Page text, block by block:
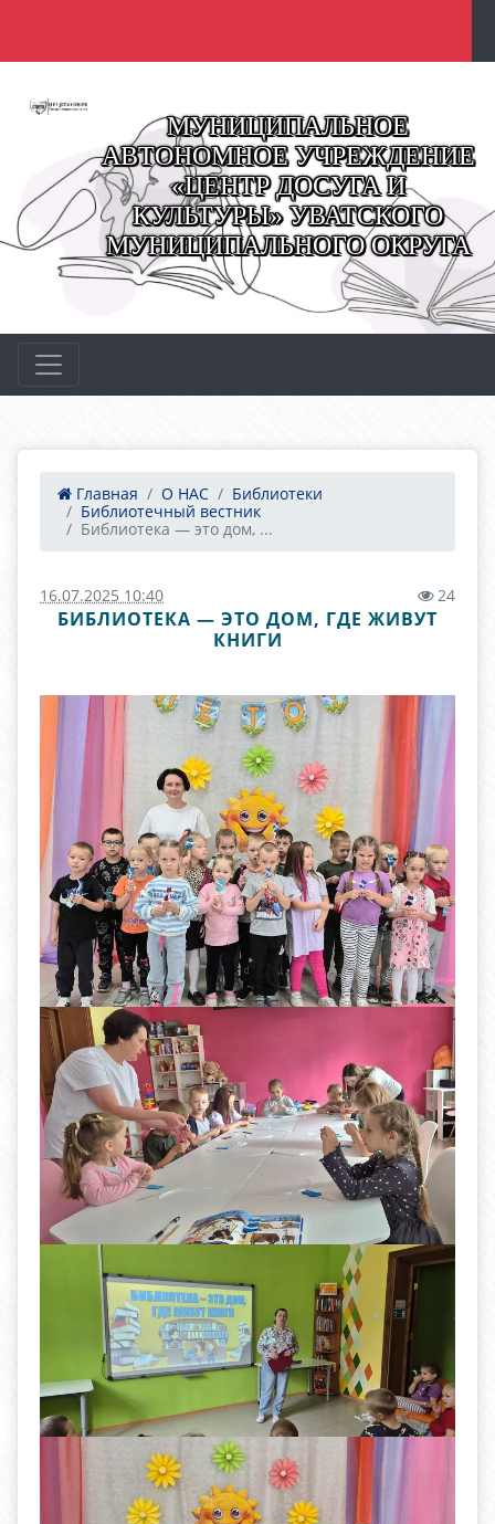
МУНИЦИПАЛЬНОЕ
АВТОНОМНОЕ УЧРЕЖДЕНИЕ
«ЦЕНТР ДОСУГА И
КУЛЬТУРЫ» УВАТСКОГО
МУНИЦИПАЛЬНОГО ОКРУГА
Главная О НАС
Библиотеки
Библиотечный вестник
Библиотека — это дом, ...
16.07.2025 10:40 24
БИБЛИОТЕКА — ЭТО ДОМ, ГДЕ ЖИВУТ
КНИГИ